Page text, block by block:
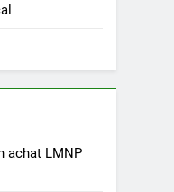
achat LMNP